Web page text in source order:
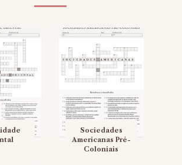
Sociedades
Americanas Pré-
Coloniais